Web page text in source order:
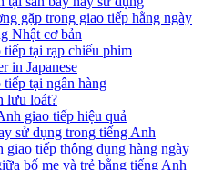
gặp trong giao tiếp hằng ngày
Nhật cơ bản
tại rạp chiếu phim
in Japanese
tại ngân hàng
lưu loát?
giao tiếp hiệu quả
sử dụng trong tiếng Anh
tiếp thông dụng hàng ngày
bố mẹ và trẻ bằng tiếng Anh